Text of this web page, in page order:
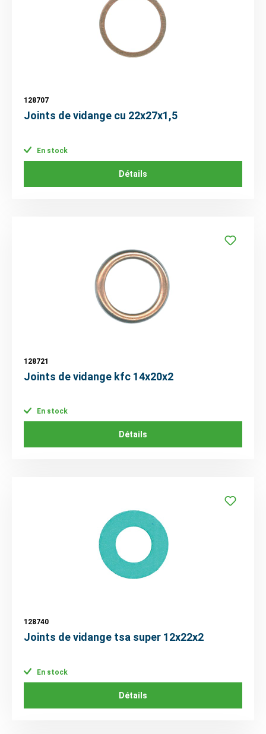
128707
Joints de vidange cu 22x27x1,5
En stock
Détails
128721
Joints de vidange kfc 14x20x2
En stock
Détails
128740
Joints de vidange tsa super 12x22x2
En stock
Détails